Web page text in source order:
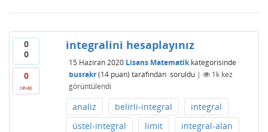
0
0
0
cevap
integralini hesaplayınız
15 Haziran 2020 Lisans Matematikkategorisinde
busrakr (14puan) tarafından soruldu | 1kkez
görüntülendi
analiz belirli-integral
integral
üstel-integral
limit integral-alan